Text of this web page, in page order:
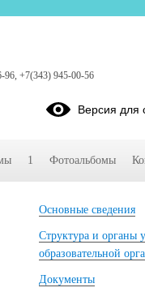
Основные сведения
Структура и органы
образовательной
Документы
96, +7(343) 945-00-56
Версия для
1 Фотоальбомы